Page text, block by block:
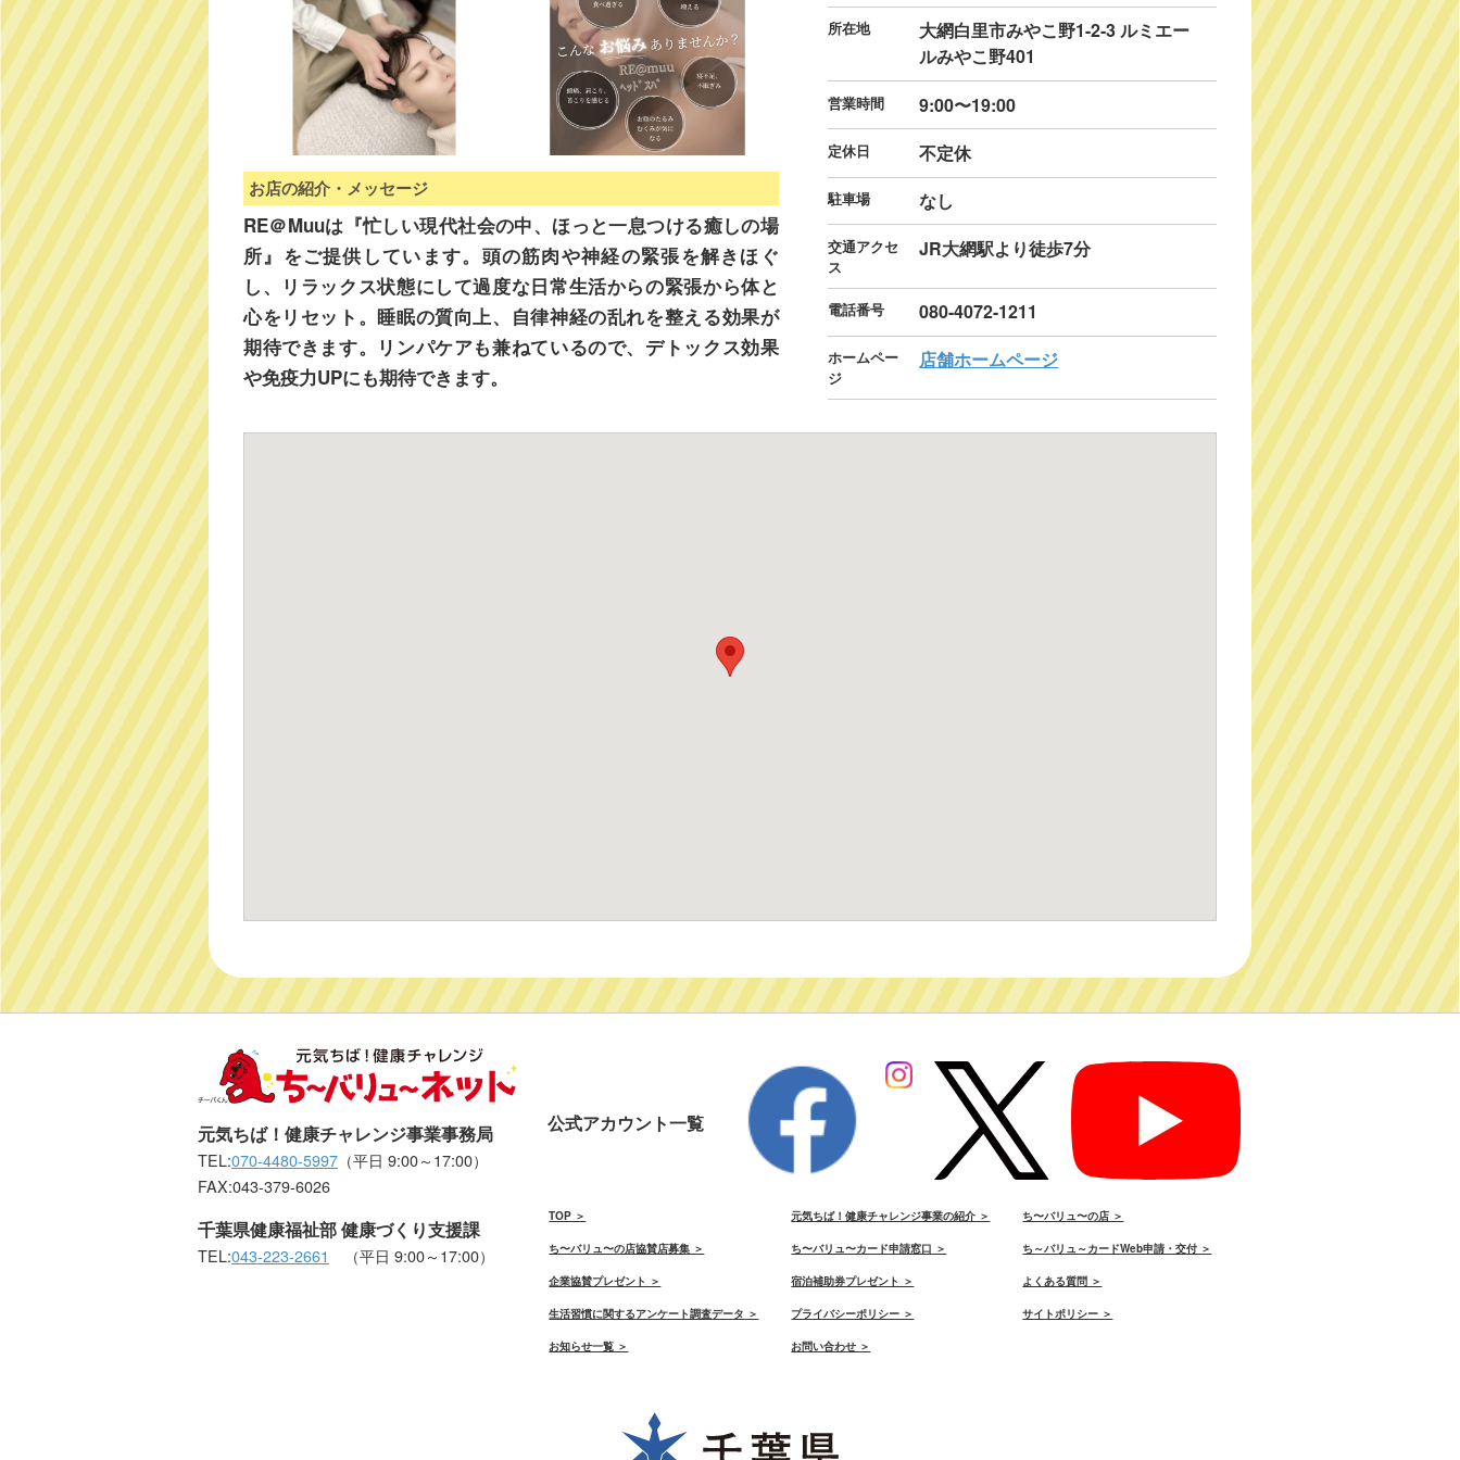
お店の紹介・メッセージ
RE＠Muuは『忙しい現代社会の中、ほっと一息つける癒しの場
所』をご提供しています。頭の筋肉や神経の緊張を解きほぐ
し、リラックス状態にして過度な日常生活からの緊張から体と
心をリセット。睡眠の質向上、自律神経の乱れを整える効果が
期待できます。リンパケアも兼ねているので、デトックス効果
や免疫力UPにも期待できます。
所在地
大網白里市みやこ野1-2-3 ルミエー
ルみやこ野401
営業時間 9:00〜19:00
定休日 不定休
駐車場 なし
交通アクセ
ス
JR大網駅より徒歩7分
電話番号 080-4072-1211
ホームペー
ジ
店舗ホームページ
元気ちば！健康チャレンジ事業事務局
TEL:070-4480-5997 （平日 9:00～17:00）
FAX:043-379-6026
千葉県健康福祉部 健康づくり支援課
TEL:043-223-2661 （平日 9:00～17:00）
公式アカウント一覧
TOP ＞ 元気ちば！健康チャレンジ事業の紹介 ＞ ち〜バリュ〜の店 ＞
ち〜バリュ〜の店協賛店募集 ＞ ち〜バリュ〜カード申請窓口 ＞ ち～バリュ～カードWeb申請・交付 ＞
企業協賛プレゼント ＞ 宿泊補助券プレゼント ＞ よくある質問 ＞
生活習慣に関するアンケート調査データ ＞ プライバシーポリシー ＞ サイトポリシー ＞
お知らせ一覧 ＞ お問い合わせ ＞